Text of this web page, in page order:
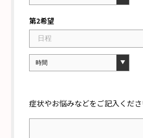
第2希望
症状やお悩みなどをご記入くだ